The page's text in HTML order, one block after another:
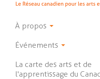
À propos
Événements
La carte des arts et de
l'apprentissage du